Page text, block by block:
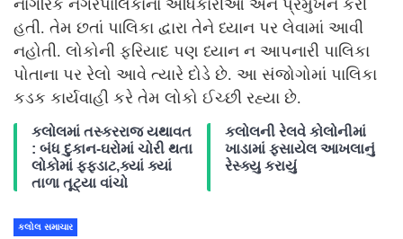
નાગરિકે નગરપાલિકાના અધિકારીઓ અને પ્રમુખને કરી
હતી. તેમ છતાં પાલિકા દ્વારા તેને ધ્યાન પર લેવામાં આવી
નહોતી. લોકોની ફરિયાદ પણ ધ્યાન ન આપનારી પાલિકા
પોતાના પર રેલો આવે ત્યારે દોડે છે. આ સંજોગોમાં પાલિકા
કડક કાર્યવાહી કરે તેમ લોકો ઈચ્છી રહ્યા છે.
કલોલમાં તસ્કરરાજ યથાવત
: બંધ દુકાન-ઘરોમાં ચોરી થતા
લોકોમાં ફફડાટ,ક્યાં ક્યાં
તાળા તૂટ્યા વાંચો
કલોલની રેલવે કોલોનીમાં
ખાડામાં ફસાયેલ આખલાનું
રેસ્ક્યુ કરાયું
કલોલ સમાચાર